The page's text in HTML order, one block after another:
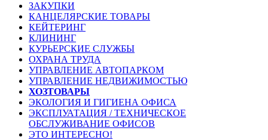
ЗАКУПКИ
КАНЦЕЛЯРСКИЕ ТОВАРЫ
КЕЙТЕРИНГ
КЛИНИНГ
КУРЬЕРСКИЕ СЛУЖБЫ
ОХРАНА ТРУДА
УПРАВЛЕНИЕ АВТОПАРКОМ
УПРАВЛЕНИЕ НЕДВИЖИМОСТЬЮ
ХОЗТОВАРЫ
ЭКОЛОГИЯ И ГИГИЕНА ОФИСА
ЭКСПЛУАТАЦИЯ / ТЕХНИЧЕСКОЕ
ОБСЛУЖИВАНИЕ ОФИСОВ
ЭТО ИНТЕРЕСНО!